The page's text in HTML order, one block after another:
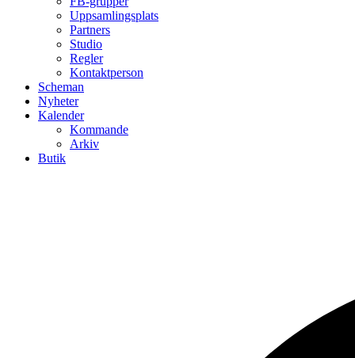
Uppsamlingsplats
Partners
Studio
Regler
Kontaktperson
Scheman
Nyheter
Kalender
Kommande
Arkiv
Butik